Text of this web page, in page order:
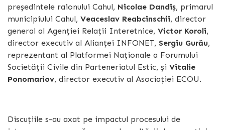
președintele raionului Cahul, Nicolae Dandiș, primarul
municipiului Cahul, Veaceslav Reabcinschii, director
general al Agenției Relații Interetnice, Victor Koroli,
director executiv al Alianței INFONET, Sergiu Gurău,
reprezentant al Platformei Naționale a Forumului
Societății Civile din Parteneriatul Estic, și Vitalie
Ponomariov, director executiv al Asociației ECOU.
Discuțiile s-au axat pe impactul procesului de